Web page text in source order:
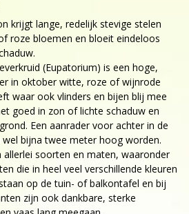
krijgt lange, redelijk stevige stelen
roze bloemen en bloeit eindeloos
(Eupatorium) is een hoge,
in oktober witte, roze of wijnrode
waar ook vlinders en bijen blij mee
goed in zon of lichte schaduw en
Een aanrader voor achter in de
bijna twee meter hoog worden.
allerlei soorten en maten, waaronder
die in heel veel verschillende kleuren
op de tuin- of balkontafel en bij
zijn ook dankbare, sterke